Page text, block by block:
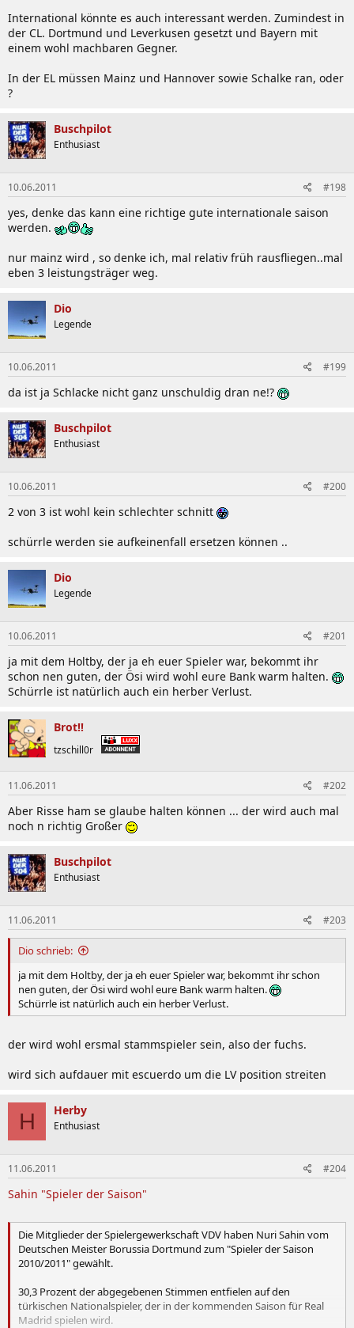
International könnte es auch interessant werden. Zumindest in
der CL. Dortmund und Leverkusen gesetzt und Bayern mit
einem wohl machbaren Gegner.
In der EL müssen Mainz und Hannover sowie Schalke ran, oder
?
Buschpilot
Enthusiast
10.06.2011 #198
yes, denke das kann eine richtige gute internationale saison
werden.
nur mainz wird , so denke ich, mal relativ früh rausfliegen..mal
eben 3 leistungsträger weg.
Dio
Legende
10.06.2011 #199
da ist ja Schlacke nicht ganz unschuldig dran ne!?
Buschpilot
Enthusiast
10.06.2011 #200
2 von 3 ist wohl kein schlechter schnitt
schürrle werden sie aufkeinenfall ersetzen können ..
Dio
Legende
10.06.2011 #201
ja mit dem Holtby, der ja eh euer Spieler war, bekommt ihr
schon nen guten, der Ösi wird wohl eure Bank warm halten.
Schürrle ist natürlich auch ein herber Verlust.
Brot!!
tzschill0r
11.06.2011 #202
Aber Risse ham se glaube halten können ... der wird auch mal
noch n richtig Großer
Buschpilot
Enthusiast
11.06.2011 #203
Dio schrieb:
ja mit dem Holtby, der ja eh euer Spieler war, bekommt ihr schon
nen guten, der Ösi wird wohl eure Bank warm halten.
Schürrle ist natürlich auch ein herber Verlust.
der wird wohl ersmal stammspieler sein, also der fuchs.
wird sich aufdauer mit escuerdo um die LV position streiten
H Herby
Enthusiast
11.06.2011 #204
Sahin "Spieler der Saison"
Die Mitglieder der Spielergewerkschaft VDV haben Nuri Sahin vom
Deutschen Meister Borussia Dortmund zum "Spieler der Saison
2010/2011" gewählt.
30,3 Prozent der abgegebenen Stimmen entfielen auf den
türkischen Nationalspieler, der in der kommenden Saison für Real
Madrid spielen wird.